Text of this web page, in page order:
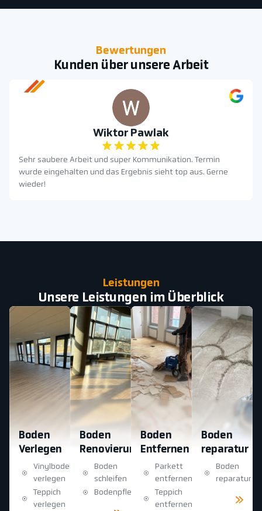
Bewertungen
Kunden über unsere Arbeit
Wiktor Pawlak
Sehr saubere Arbeit und super Kommunikation. Termin
wurde eingehalten und das Ergebnis sieht top aus. Gerne
wieder!
Leistungen
Unsere Leistungen im Überblick
Boden
Verlegen
Vinylboden
verlegen
Teppich
verlegen
Boden
Renovierung
Boden
schleifen
Bodenpflege
Boden
Entfernen
Parkett
entfernen
Teppich
entfernen
Boden
reparatur
Boden
reparatur